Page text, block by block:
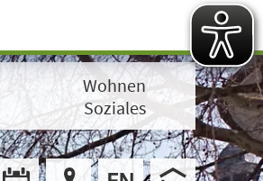
Wohnen
Soziales